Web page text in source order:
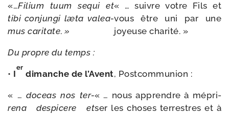
«…Filium tuum sequi
et
tibi conjun­gi læta valea­
mus cari­tate. »
« … suivre votre Fils et
vous être uni par une
joyeuse charité. »
Du propre du temps :
• I
er
dimanche de l’Avent, Postcommunion :
« …doceas nos ter­
re­na
des­pi­cere
et
« … nous apprendre à mépri­
ser les choses ter­restres et à